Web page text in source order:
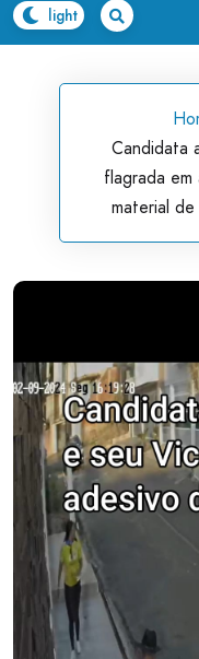
Candidata
flagrada
material